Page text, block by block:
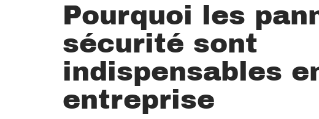
Pourquoi les
sécurité sont
indispensables
entreprise